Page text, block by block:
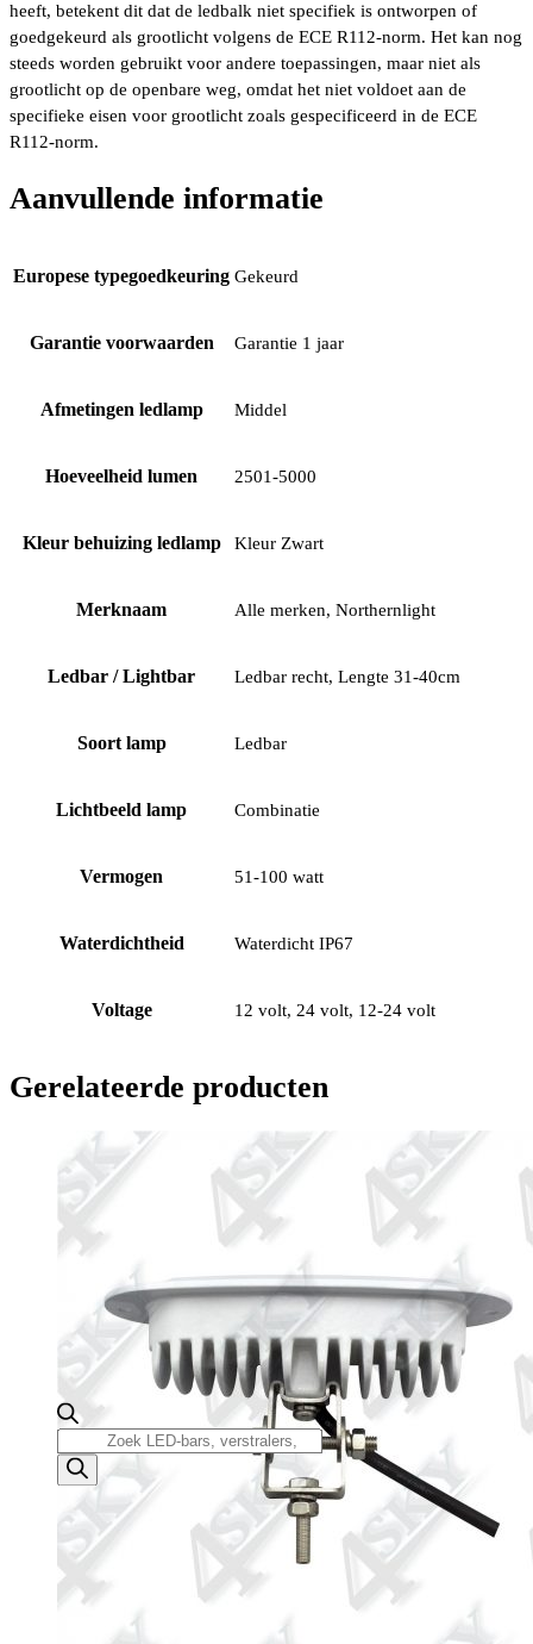
Producten
zoeken
heeft, betekent dit dat de ledbalk niet specifiek is ontworpen of
goedgekeurd als grootlicht volgens de ECE R112-norm. Het kan nog
steeds worden gebruikt voor andere toepassingen, maar niet als
grootlicht op de openbare weg, omdat het niet voldoet aan de
specifieke eisen voor grootlicht zoals gespecificeerd in de ECE
R112-norm.
Aanvullende informatie
Europese typegoedkeuring Gekeurd
Garantie voorwaarden Garantie 1 jaar
Afmetingen ledlamp Middel
Hoeveelheid lumen 2501-5000
Kleur behuizing ledlamp Kleur Zwart
Merknaam Alle merken, Northernlight
Ledbar / Lightbar Ledbar recht, Lengte 31-40cm
Soort lamp Ledbar
Lichtbeeld lamp Combinatie
Vermogen 51-100 watt
Waterdichtheid Waterdicht IP67
Voltage 12 volt, 24 volt, 12-24 volt
Gerelateerde producten